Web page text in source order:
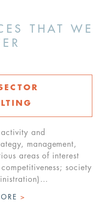
THAT WE
and
management,
areas of interest
society
>